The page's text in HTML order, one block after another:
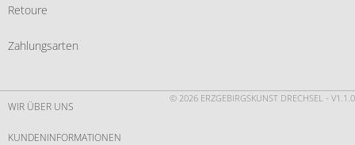
Retoure
Zahlungsarten
© 2026 ERZGEBIRGSKUNST DRECHSEL - V1.1.0
WIR ÜBER UNS
KUNDENINFORMATIONEN